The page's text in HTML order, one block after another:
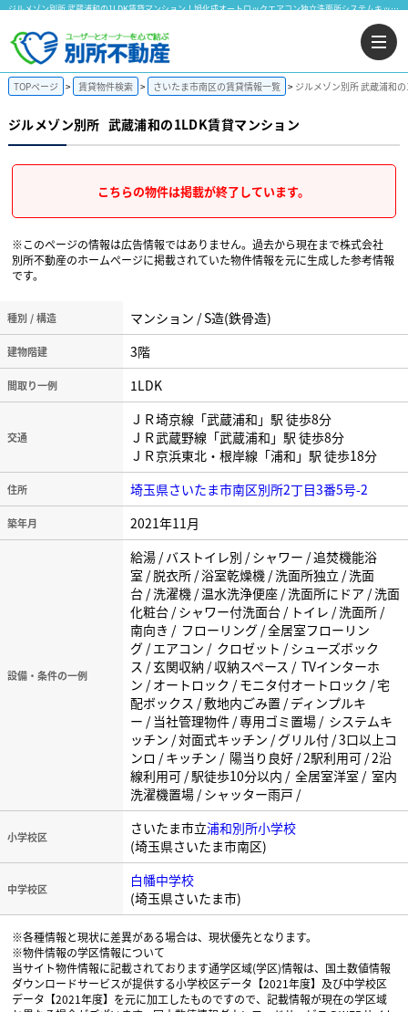
ジルメゾン別所 武蔵浦和の1LDK賃貸マンション！旭化成オートロックエアコン独立洗面所システムキッチン｜株式会社 別所不動産
TOPページ 賃貸物件検索 さいたま市南区の賃貸情報一覧 ジルメゾン別所 武蔵浦和
ジルメゾン別所 武蔵浦和の1LDK賃貸マンション
こちらの物件は掲載が終了しています。
※このページの情報は広告情報ではありません。過去から現在まで株式会社
別所不動産のホームぺージに掲載されていた物件情報を元に生成した参考情報
です。
種別 / 構造 マンション / S造(鉄骨造)
建物階建 3階
間取り一例 1LDK
交通
ＪＲ埼京線「武蔵浦和」駅 徒歩8分
ＪＲ武蔵野線「武蔵浦和」駅 徒歩8分
ＪＲ京浜東北・根岸線「浦和」駅 徒歩18分
住所 埼玉県さいたま市南区別所2丁目3番5号-2
築年月 2021年11月
設備・条件の一例
給湯 / バストイレ別 / シャワー / 追焚機能浴
室 / 脱衣所 / 浴室乾燥機 / 洗面所独立 / 洗面
台 / 洗濯機 / 温水洗浄便座 / 洗面所にドア / 洗面
化粧台 / シャワー付洗面台 / トイレ / 洗面所 /
南向き / フローリング / 全居室フローリン
グ / エアコン / クロゼット / シューズボック
ス / 玄関収納 / 収納スペース / TVインターホ
ン / オートロック / モニタ付オートロック / 宅
配ボックス / 敷地内ごみ置 / ディンプルキ
ー / 当社管理物件 / 専用ゴミ置場 / システムキ
ッチン / 対面式キッチン / グリル付 / 3口以上コ
ンロ / キッチン / 陽当り良好 / 2駅利用可 / 2沿
線利用可 / 駅徒歩10分以内 / 全居室洋室 / 室内
洗濯機置場 / シャッター雨戸 /
小学校区 さいたま市立浦和別所小学校
(埼玉県さいたま市南区)
中学校区
白幡中学校
(埼玉県さいたま市)
※各種情報と現状に差異がある場合は、現状優先となります。
※物件情報の学区情報について
当サイト物件情報に記載されております通学区域(学区)情報は、国土数値情報
ダウンロードサービスが提供する小学校区データ【2021年度】及び中学校区
データ【2021年度】を元に加工したものですので、記載情報が現在の学区域